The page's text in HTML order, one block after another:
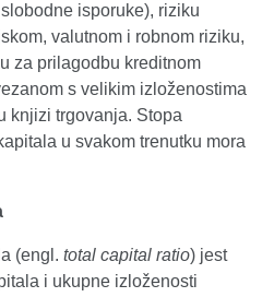
isporuke), riziku
valutnom i robnom riziku,
za prilagodbu kreditnom
s velikim izloženostima
knjizi trgovanja. Stopa
u svakom trenutku mora
(engl. total capital ratio) jest
i ukupne izloženosti